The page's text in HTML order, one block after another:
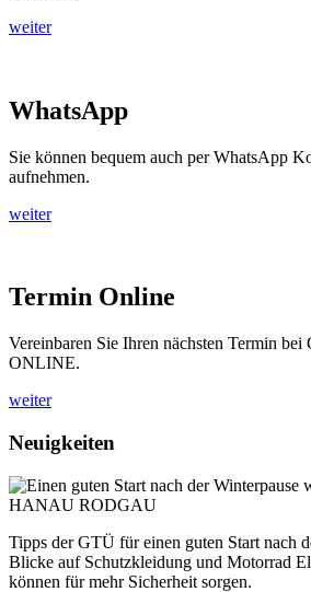
weiter
WhatsApp
Sie können bequem auch per WhatsApp
aufnehmen.
weiter
Termin Online
Vereinbaren Sie Ihren nächsten Termin
ONLINE.
weiter
Neuigkeiten
Tipps der GTÜ für einen guten Start nach
Blicke auf Schutzkleidung und Motorrad
können für mehr Sicherheit sorgen.